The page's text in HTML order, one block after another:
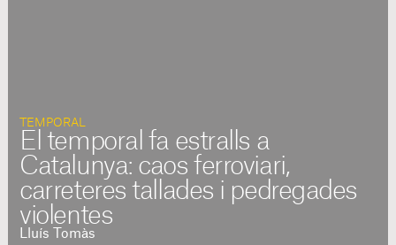
TEMPORAL
El temporal fa estralls a
Catalunya: caos ferroviari,
carreteres tallades i pedregades
violentes
Lluís Tomàs